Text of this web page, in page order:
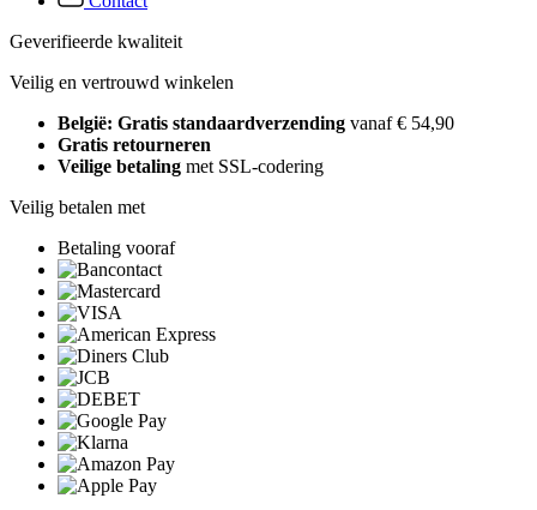
Geverifieerde kwaliteit
Veilig en vertrouwd winkelen
België: Gratis standaardverzending vanaf € 54,90
Gratis retourneren
Veilige betaling met SSL-codering
Veilig betalen met
Betaling vooraf